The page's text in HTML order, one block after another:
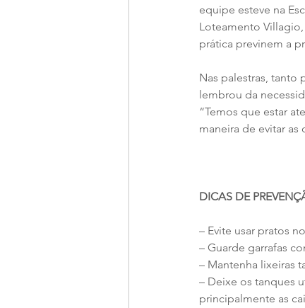
equipe esteve na
Loteamento
prática previnem a
Nas palestras, tanto
lembrou da
“Temos que estar
maneira de evitar
DICAS DE
– Evite usar pratos
– Guarde garrafas
– Mantenha lixeiras
– Deixe os tanques
principalmente as